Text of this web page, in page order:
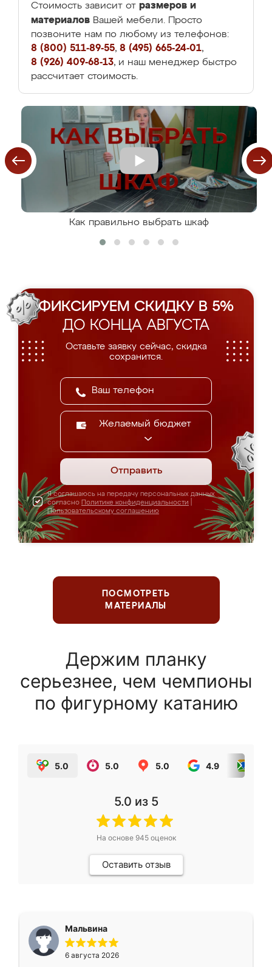
Стоимость зависит от размеров и
материалов Вашей мебели. Просто
позвоните нам по любому из телефонов:
8 (800) 511-89-55, 8 (495) 665-24-01,
8 (926) 409-68-13, и наш менеджер быстро
рассчитает стоимость.
Как правильно выбрать шкаф
ФИКСИРУЕМ СКИДКУ В 5%
ДО КОНЦА АВГУСТА
Оставьте заявку сейчас, скидка
сохранится.
Желаемый бюджет
Отправить
Я соглашаюсь на передачу персональных данных
согласно Политике конфиденциальности
Пользовательскому соглашению
ПОСМОТРЕТЬ
МАТЕРИАЛЫ
Держим планку
серьезнее, чем чемпионы
по фигурному катанию
5.0 5.0 5.0 4.9
5.0 из 5
На основе 945оценок
Оставить отзыв
Мальвина
6 августа 2026